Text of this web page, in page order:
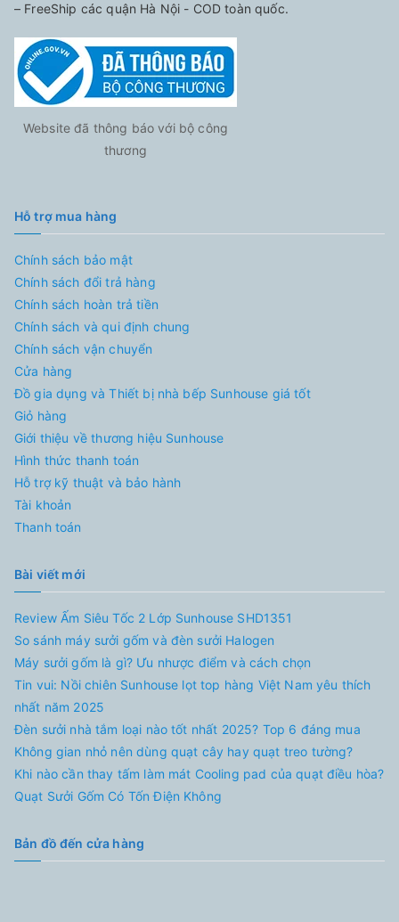
– FreeShip các quận Hà Nội - COD toàn quốc.
Website đã thông báo với bộ công
thương
Hỗ trợ mua hàng
Chính sách bảo mật
Chính sách đổi trả hàng
Chính sách hoàn trả tiền
Chính sách và qui định chung
Chính sách vận chuyển
Cửa hàng
Đồ gia dụng và Thiết bị nhà bếp Sunhouse giá tốt
Giỏ hàng
Giới thiệu về thương hiệu Sunhouse
Hình thức thanh toán
Hỗ trợ kỹ thuật và bảo hành
Tài khoản
Thanh toán
Bài viết mới
Review Ấm Siêu Tốc 2 Lớp Sunhouse SHD1351
So sánh máy sưởi gốm và đèn sưởi Halogen
Máy sưởi gốm là gì? Ưu nhược điểm và cách chọn
Tin vui: Nồi chiên Sunhouse lọt top hàng Việt Nam yêu thích
nhất năm 2025
Đèn sưởi nhà tắm loại nào tốt nhất 2025? Top 6 đáng mua
Không gian nhỏ nên dùng quạt cây hay quạt treo tường?
Khi nào cần thay tấm làm mát Cooling pad của quạt điều hòa?
Quạt Sưởi Gốm Có Tốn Điện Không
Bản đồ đến cửa hàng